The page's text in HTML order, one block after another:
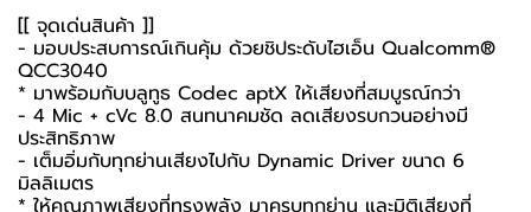
[[ จุดเด่นสินค้า ]]
- มอบประสบการณ์เกินคุ้ม ด้วยชิประดับไฮเอ็น Qualcomm®
QCC3040
* มาพร้อมกับบลูทูธ Codec aptX ให้เสียงที่สมบูรณ์กว่า
- 4 Mic + cVc 8.0 สนทนาคมชัด ลดเสียงรบกวนอย่างมี
ประสิทธิภาพ
- เต็มอิ่มกับทุกย่านเสียงไปกับ Dynamic Driver ขนาด 6
มิลลิเมตร
* ให้คุณภาพเสียงที่ทรงพลัง มาครบทุกย่าน และมิติเสียงที่